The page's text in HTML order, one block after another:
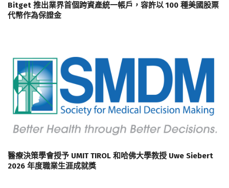
Bitget 推出業界首個跨資產統一帳戶，容許以 100 種美國股票
代幣作為保證金
醫療決策學會授予 UMIT TIROL 和哈佛大學教授 Uwe Siebert
2026 年度職業生涯成就獎